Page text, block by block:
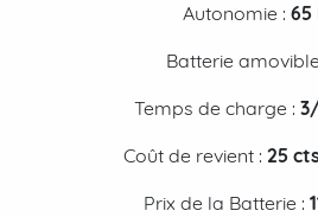
Autonomie : 65
Batterie
Temps de charge :
Coût de revient : 25
Prix de la Batterie :